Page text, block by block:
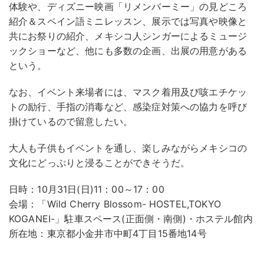
体験や、ディズニー映画「リメンバーミー」の見どころ
紹介＆スペイン語ミニレッスン、展示では写真や映像と
共にお祭りの紹介、メキシコ人シンガーによるミュージ
ックショーなど、他にも多数の企画、出展の用意がある
という。
なお、イベント来場者には、マスク着用及び咳エチケッ
トの励行、手指の消毒など、感染症対策への協力を呼び
掛けているので留意したい。
大人も子供もイベントを通し、楽しみながらメキシコの
文化にどっぷりと浸ることができそうだ。
日時：10月31日(日)11：00～17：00
会場：「Wild Cherry Blossom- HOSTEL,TOKYO
KOGANEI-」駐車スペース(正面側・南側)・ホステル館内
所在地：東京都小金井市中町4丁目15番地14号